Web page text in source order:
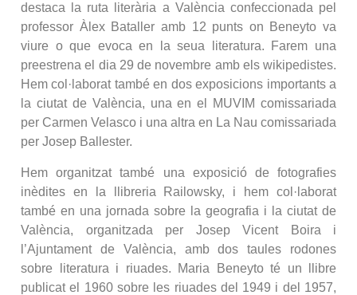
destaca la ruta literària a València confeccionada pel
professor Àlex Bataller amb 12 punts on Beneyto va
viure o que evoca en la seua literatura. Farem una
preestrena el dia 29 de novembre amb els wikipedistes.
Hem col·laborat també en dos exposicions importants a
la ciutat de València, una en el MUVIM comissariada
per Carmen Velasco i una altra en La Nau comissariada
per Josep Ballester.
Hem organitzat també una exposició de fotografies
inèdites en la llibreria Railowsky, i hem col·laborat
també en una jornada sobre la geografia i la ciutat de
València, organitzada per Josep Vicent Boira i
l’Ajuntament de València, amb dos taules rodones
sobre literatura i riuades. Maria Beneyto té un llibre
publicat el 1960 sobre les riuades del 1949 i del 1957,